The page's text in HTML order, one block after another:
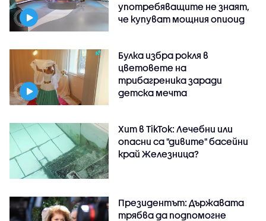
употребяващите не знаят,
че купуват мощния опиоид
Булка избра рокля в
цветовете на
трибагреника заради
детска мечта
Хит в TikTok: Лечебни или
опасни са "дивите" басейни
край Железница?
Президентът: Държавата
трябва да подпомогне